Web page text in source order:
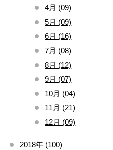
4月 (09)
5月 (09)
6月 (16)
7月 (08)
8月 (12)
9月 (07)
10月 (04)
11月 (21)
12月 (09)
2018年 (100)